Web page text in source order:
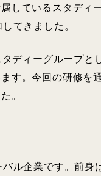
しているスタディ
てきました。
ディーグループと
す。今回の研修を
。
ル企業です。前身